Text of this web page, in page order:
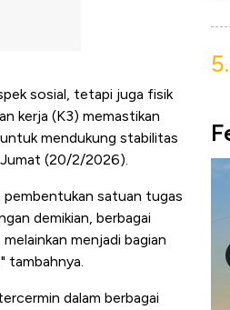
sosial, tetapi juga fisik
kerja (K3) memastikan
mendukung stabilitas
(20/2/2026).
pembentukan satuan tugas
demikian, berbagai
menjadi bagian
tambahnya.
dalam berbagai
5.